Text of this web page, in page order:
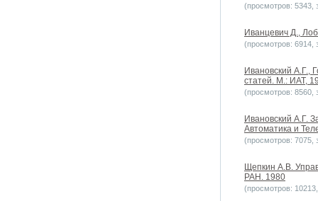
(просмотров: 5343,
Иванцевич Д.,
(просмотров: 6914,
Ивановский А.Г.,
статей. М.: ИАТ,
(просмотров: 8560,
Ивановский А.Г.
Автоматика и
(просмотров: 7075,
Щепкин А.В.
РАН. 1980
(просмотров: